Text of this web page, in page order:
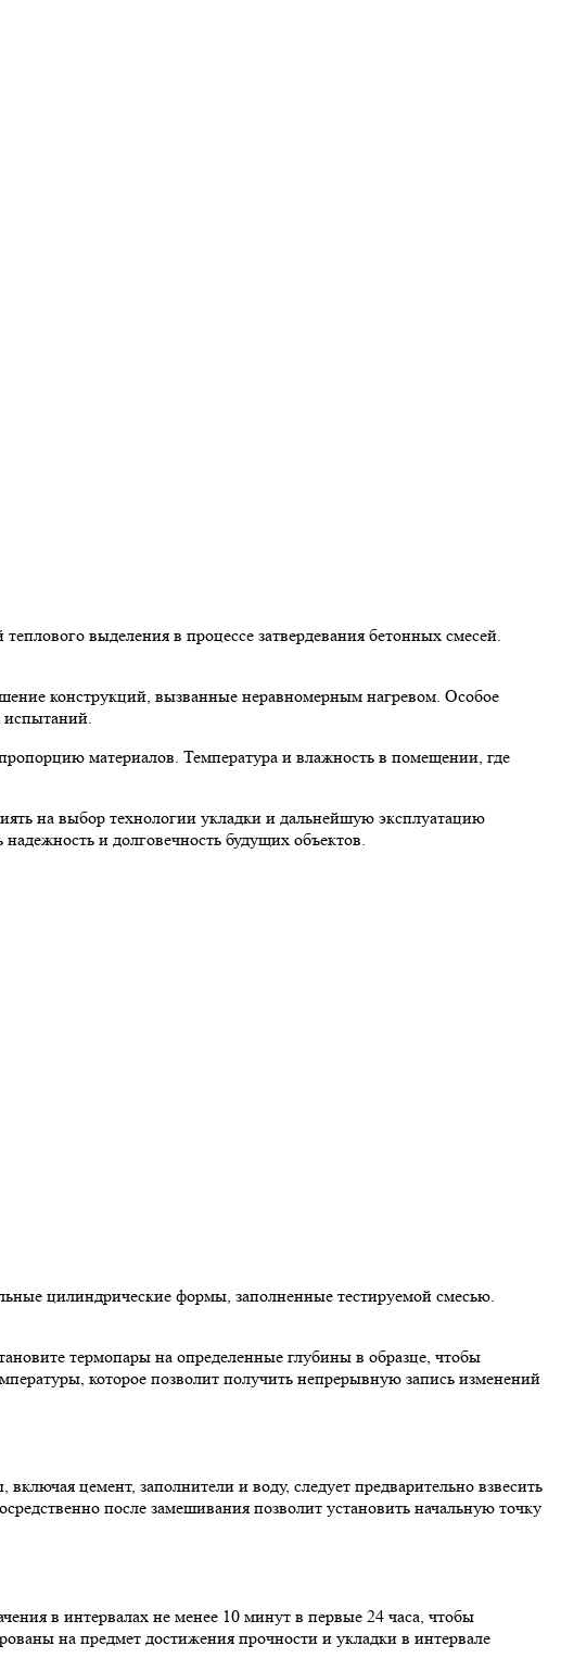
выделения в процессе затвердевания бетонных смесей.
конструкций, вызванные неравномерным нагревом. Особое
испытаний.
материалов. Температура и влажность в помещении, где
на выбор технологии укладки и дальнейшую эксплуатацию
и долговечность будущих объектов.
цилиндрические формы, заполненные тестируемой смесью.
термопары на определенные глубины в образце, чтобы
которое позволит получить непрерывную запись изменений
цемент, заполнители и воду, следует предварительно взвесить
после замешивания позволит установить начальную точку
в интервалах не менее 10 минут в первые 24 часа, чтобы
на предмет достижения прочности и укладки в интервале